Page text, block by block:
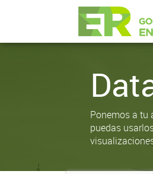
Ponemos a tu
puedas